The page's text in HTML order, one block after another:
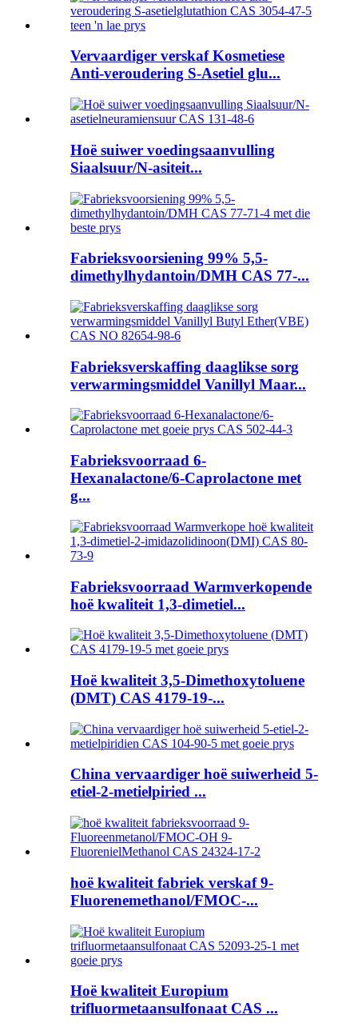
Vervaardiger verskaf Kosmetiese
Anti-veroudering S-Asetiel glu...
Hoë suiwer voedingsaanvulling
Siaalsuur/N-asiteit...
Fabrieksvoorsiening 99% 5,5-
dimethylhydantoin/DMH CAS 77-...
Fabrieksverskaffing daaglikse sorg
verwarmingsmiddel Vanillyl Maar...
Fabrieksvoorraad 6-
Hexanalactone/6-Caprolactone met
g...
Fabrieksvoorraad Warmverkopende
hoë kwaliteit 1,3-dimetiel...
Hoë kwaliteit 3,5-Dimethoxytoluene
(DMT) CAS 4179-19-...
China vervaardiger hoë suiwerheid 5-
etiel-2-metielpiried ...
hoë kwaliteit fabriek verskaf 9-
Fluorenemethanol/FMOC-...
Hoë kwaliteit Europium
trifluormetaansulfonaat CAS ...